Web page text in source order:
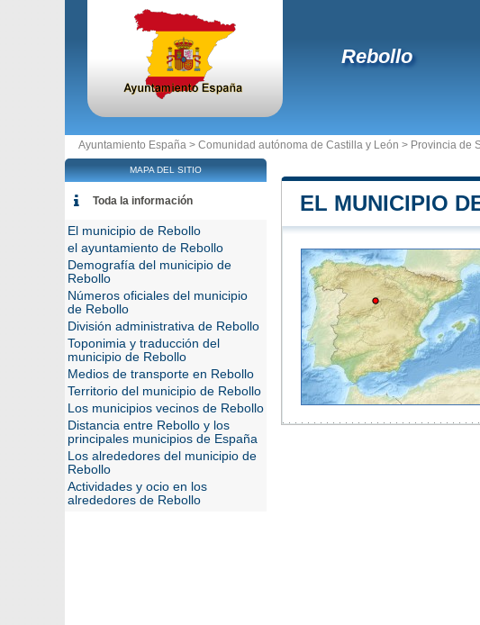
Rebollo
Ayuntamiento España > Comunidad autónoma de Castilla y León > Provincia de
EL MUNICIPIO
MAPA DEL SITIO
Toda la información
El municipio de Rebollo
el ayuntamiento de Rebollo
Demografía del municipio de
Rebollo
Números oficiales del municipio
de Rebollo
División administrativa de Rebollo
Toponimia y traducción del
municipio de Rebollo
Medios de transporte en Rebollo
Territorio del municipio de Rebollo
Los municipios vecinos de Rebollo
Distancia entre Rebollo y los
principales municipios de España
Los alrededores del municipio de
Rebollo
Actividades y ocio en los
alrededores de Rebollo